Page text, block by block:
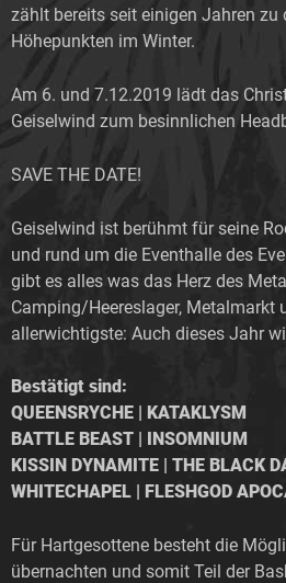
zählt bereits seit einigen Jahren zu
Höhepunkten im Winter.
Am 6. und 7.12.2019 lädt das
Geiselwind zum besinnlichen
SAVE THE DATE!
Geiselwind ist berühmt für seine
und rund um die Eventhalle des
gibt es alles was das Herz des
Camping/Heereslager, Metalmarkt
allerwichtigste: Auch dieses Jahr
Bestätigt sind:
QUEENSRYCHE | KATAKLYSM
BATTLE BEAST | INSOMNIUM
KISSIN DYNAMITE | THE BLACK
WHITECHAPEL | FLESHGOD
Für Hartgesottene besteht die
übernachten und somit Teil der